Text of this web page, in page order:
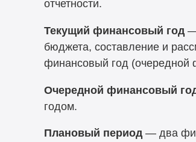
отчетности.
Текущий финансовый год—
бюджета, составление и
финансовый год (очередной
Очередной финансовый
годом.
Плановый период— два